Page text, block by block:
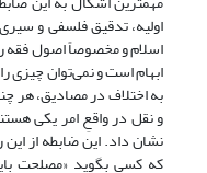
اولیه، تدقیق فلسفی و
اسلام و مخصوصاً اصول
ابهام است و نمی‌توان چیزی
به اختلاف در مصادیق، هر
و نقل در واقعِ امر یکی
نشان داد. این ضابطه از
که کسی بگوید «مصلحت